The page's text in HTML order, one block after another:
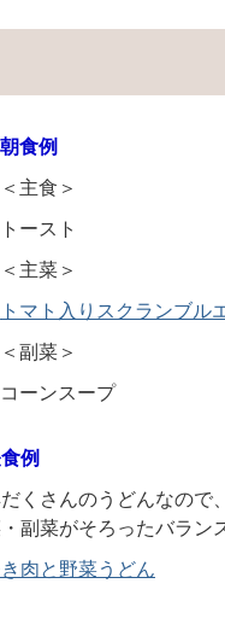
朝食例
＜主食＞
トースト
＜主菜＞
トマト入りスクランブル
＜副菜＞
コーンスープ
例
くさんのうどんなので
副菜がそろったバラン
肉と野菜うどん